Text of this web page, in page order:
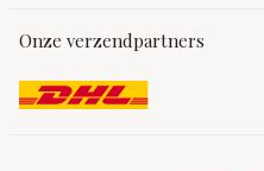
Onze verzendpartners